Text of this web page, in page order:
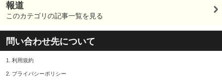
報道
このカテゴリの記事一覧を見る
問い合わせ先について
1. 利用規約
2. プライバシーポリシー